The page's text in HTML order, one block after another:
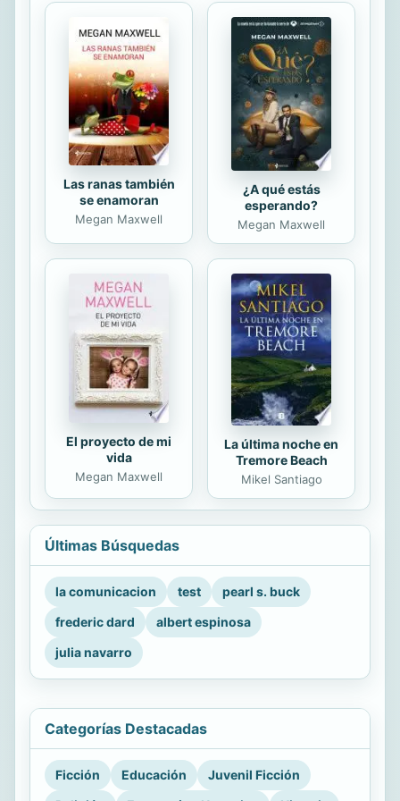
Las ranas también
se enamoran
Megan Maxwell
¿A qué estás
esperando?
Megan Maxwell
El proyecto de mi
vida
Megan Maxwell
La última noche en
Tremore Beach
Mikel Santiago
Últimas Búsquedas
la comunicacion test
pearl s. buck
frederic dard
albert espinosa
julia navarro
Categorías Destacadas
Ficción Educación
Juvenil Ficción